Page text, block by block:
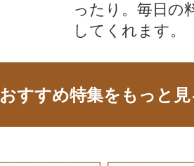
ったり。毎日の
してくれます。
おすすめ特集をもっと